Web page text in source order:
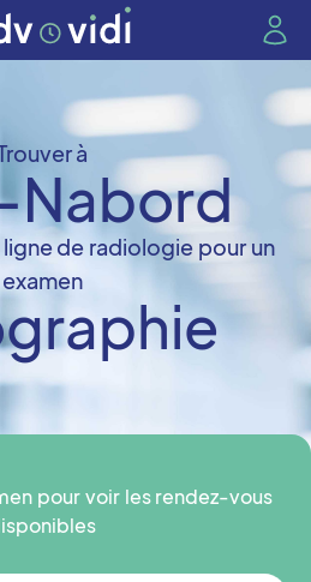
à
Nabord
de radiologie pour un
examen
pour voir les rendez-vous